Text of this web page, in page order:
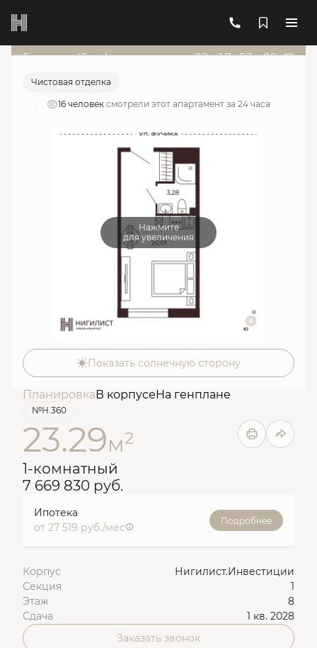
1-комнатный 7 669 830 руб.
Ипотека
Гарант от 45т.р./мес 22д:17ч:53м:09с
Чистовая отделка
16 человек смотрели этот апартамент за 24 часа
Нажмите
для увеличения
Показать солнечную сторону
ПланировкаВ корпусеНа генплане
№Н.360
23.29м2
1-комнатный
7 669 830 руб.
Ипотека
от 27 519 руб./мес
Подробнее
Корпус
Нигилист.Инвестиции
Секция
1
Этаж
8
Сдача
1 кв. 2028
Заказать звонок